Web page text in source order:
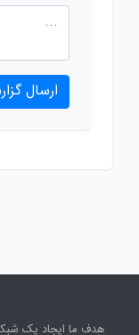
ارسال
هدف ما ایجاد یک